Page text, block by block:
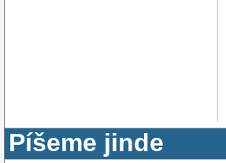
Píšeme jinde